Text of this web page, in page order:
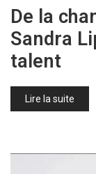
De la
Sandra
talent
Lire la suite